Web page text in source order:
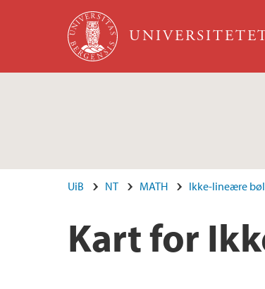
Hopp til hovedinnhold
UiB NT MATH Ikke-lineære
Kart for